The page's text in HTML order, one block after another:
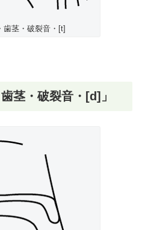
歯茎・破裂音・[t]
茎・破裂音・[d]」